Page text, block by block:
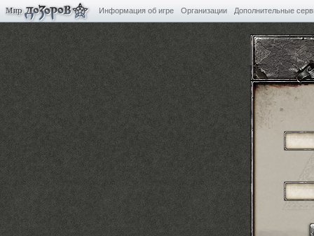
Информация об игре Организации Дополнительные